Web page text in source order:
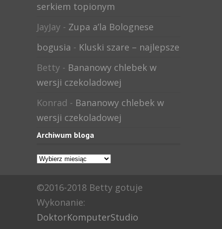
serkiem topionym
JayJay - Zupa a’la Bolognese
bogusia - Kluski szare – najlepsze
Betty - Bananowy chlebek w
wersji czekoladowej
Konrad - Bananowy chlebek w
wersji czekoladowej
Archiwum bloga
Archiwum
©2016-2018 Betty gotuje
Wykonanie:
DoktorKomputerStudio